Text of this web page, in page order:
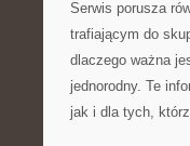
Serwis porusza
trafiającym do
dlaczego ważna
jednorodny. Te
jak i dla tych,